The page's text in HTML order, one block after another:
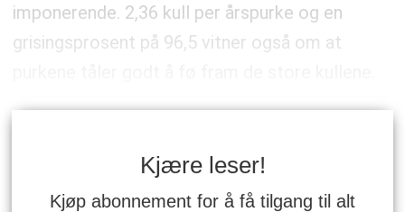
imponerende. 2,36 kull per årspurke og en
grisingsprosent på 96,5 vitner også om at
Kjære leser!
Kjøp abonnement for å få tilgang til alt